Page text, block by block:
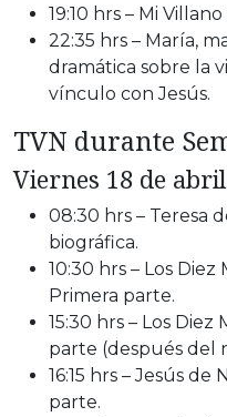
19:10 hrs – Mi
22:35 hrs – María,
dramática sobre la
vínculo con Jesús.
TVN durante
Viernes 18 de abril
08:30 hrs – Teresa
biográfica.
10:30 hrs – Los Diez
Primera parte.
15:30 hrs – Los
parte (después del
16:15 hrs – Jesús de
parte.